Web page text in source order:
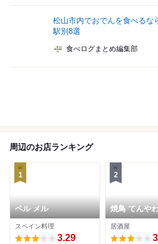
松山市内でおでんを食べるな
駅別8選
食べログまとめ編集部
周辺のお店ランキング
1
ペル メル
スペイン料理
3.29
2
焼鳥 てんや
温店
居酒屋